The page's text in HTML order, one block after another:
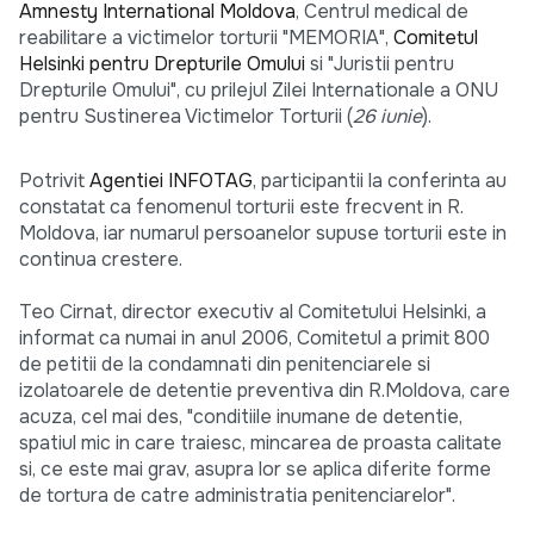
Amnesty International Moldova, Centrul medical de
reabilitare a victimelor torturii "MEMORIA", Comitetul
Helsinki pentru Drepturile Omului si "Juristii pentru
Drepturile Omului", cu prilejul Zilei Internationale a ONU
pentru Sustinerea Victimelor Torturii (26 iunie).
PotrivitAgentiei INFOTAG, participantii la conferinta au
constatat ca fenomenul torturii este frecvent in R.
Moldova, iar numarul persoanelor supuse torturii este in
continua crestere.
Teo Cirnat, director executiv al Comitetului Helsinki, a
informat ca numai in anul 2006, Comitetul a primit 800
de petitii de la condamnati din penitenciarele si
izolatoarele de detentie preventiva din R.Moldova, care
acuza, cel mai des, "conditiile inumane de detentie,
spatiul mic in care traiesc, mincarea de proasta calitate
si, ce este mai grav, asupra lor se aplica diferite forme
de tortura de catre administratia penitenciarelor".